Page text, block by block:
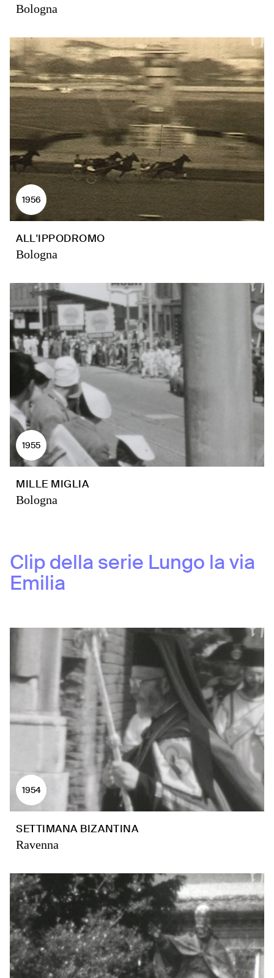
Bologna
1956
ALL'IPPODROMO
Bologna
1955
MILLE MIGLIA
Bologna
Clip della serie Lungo la via
Emilia
1954
SETTIMANA BIZANTINA
Ravenna